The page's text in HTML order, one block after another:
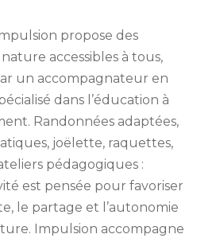
propose des
accessibles à tous,
un accompagnateur en
dans l’éducation à
Randonnées adaptées,
joëlette, raquettes,
pédagogiques :
est pensée pour favoriser
le partage et l’autonomie
Impulsion accompagne